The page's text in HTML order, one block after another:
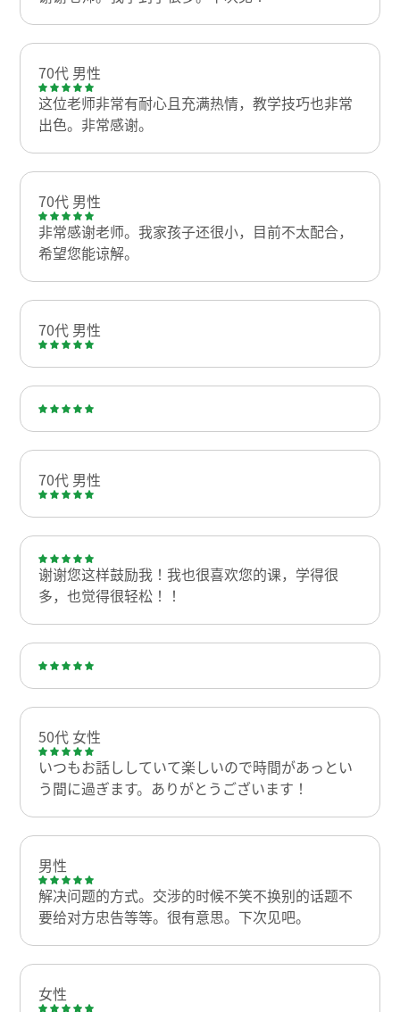
70代 男性
这位老师非常有耐心且充满热情，教学技巧也非常
出色。非常感谢。
70代 男性
非常感谢老师。我家孩子还很小，目前不太配合，
希望您能谅解。
70代 男性
70代 男性
谢谢您这样鼓励我！我也很喜欢您的课，学得很
多，也觉得很轻松！！
50代 女性
いつもお話ししていて楽しいので時間があっとい
う間に過ぎます。ありがとうございます！
男性
解决问题的方式。交涉的时候不笑不换别的话题不
要给对方忠告等等。很有意思。下次见吧。
女性